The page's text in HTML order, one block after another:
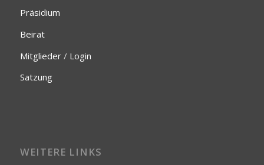
Präsidium
Beirat
Mitglieder/ Login
Satzung
WEITERE LINKS